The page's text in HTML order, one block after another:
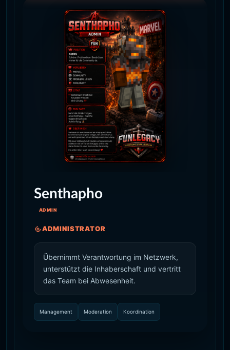
Senthapho
ADMIN
ADMINISTRATOR
Übernimmt Verantwortung im Netzwerk,
unterstützt die Inhaberschaft und vertritt
das Team bei Abwesenheit.
Management Moderation Koordination